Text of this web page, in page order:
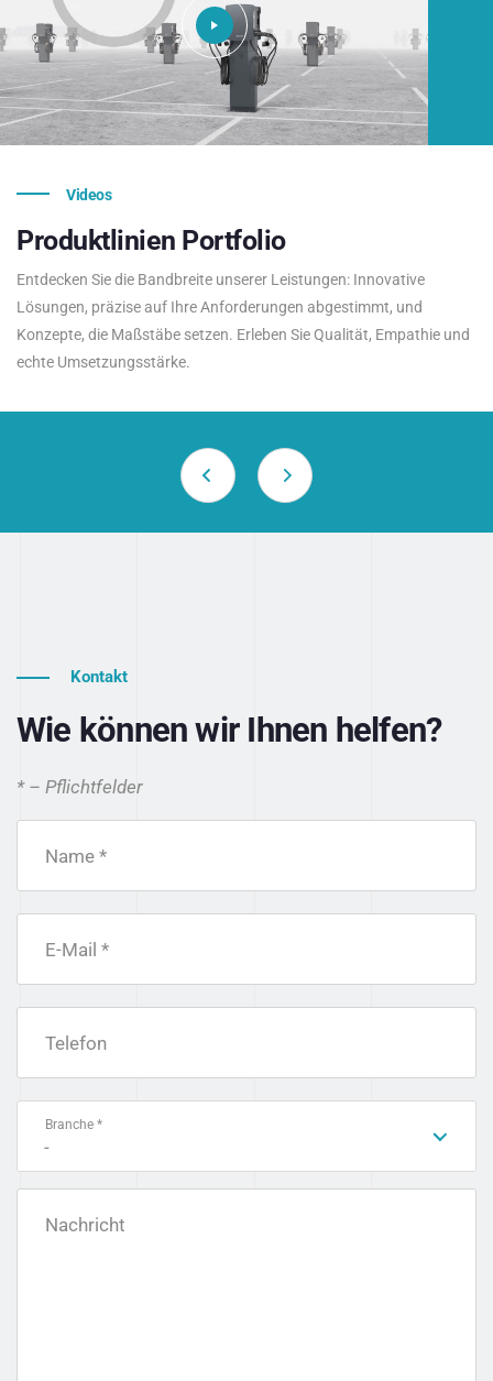
Videos
Produktlinien Portfolio
Entdecken Sie die Bandbreite unserer Leistungen: Innovative
Lösungen, präzise auf Ihre Anforderungen abgestimmt, und
Konzepte, die Maßstäbe setzen. Erleben Sie Qualität, Empathie und
echte Umsetzungsstärke.
Kontakt
Wie können wir Ihnen helfen?
* – Pflichtfelder
Name *
E-Mail *
Telefon
Branche *
-
Nachricht